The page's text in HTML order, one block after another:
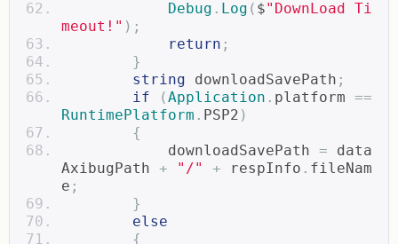
Debug . Log ( $"DownLoad Ti
meout!" );
return ;
}
string downloadSavePath ;
if
(Application . platform ==
RuntimePlatform . PSP2 )
{
            downloadSavePath
= data
AxibugPath + "/" + respInfo . fileNam
e ;
}
else
{